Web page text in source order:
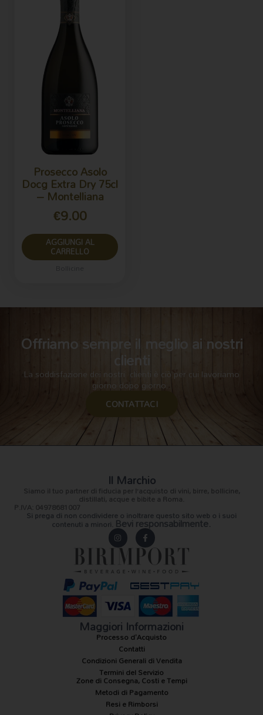
Prosecco Asolo
Docg Extra Dry 75cl
– Montelliana
€9.00
AGGIUNGI AL
CARRELLO
Offriamo sempre il meglio ai nostri
clienti
La soddisfazione dei nostri clienti è ciò per cui lavoriamo
giorno dopo giorno.
CONTATTACI
Il Marchio
Si prega di non condividere o inoltrare questo sito web o i suoi
contenuti a minori. Bevi responsabilmente.
In
s
t
g
r
a
F
a
c
eb
o
o
k
-f
Maggiori Informazioni
Processo d'Acquisto
Contatti
Condizioni Generali di Vendita
Termini del Servizio
Zone di Consegna, Costi e Tempi
Metodi di Pagamento
Resi e Rimborsi